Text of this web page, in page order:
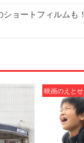
ショートフィルムも
映画のえと